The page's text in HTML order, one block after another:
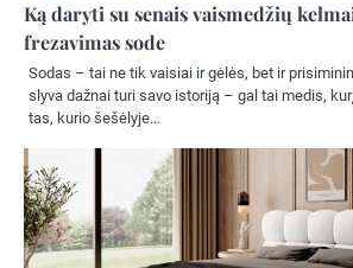
Ką daryti su senais vaismedžių
frezavimas sode
Sodas – tai ne tik vaisiai ir gėlės, bet ir
slyva dažnai turi savo istoriją – gal tai medis,
tas, kurio šešėlyje…